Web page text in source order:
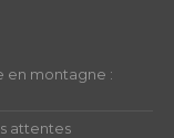
en montagne :
attentes